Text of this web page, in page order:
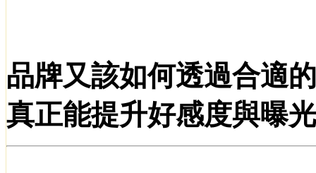
品牌又該如何透過合適
真正能提升好感度與曝